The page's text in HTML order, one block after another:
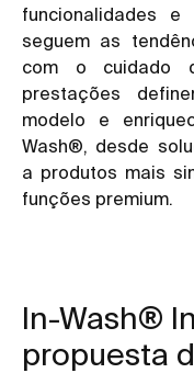
funcionalidades
seguem as
com o cuidado
prestações
modelo e
Wash®, desde
a produtos mais
funções premium.
In-Wash®
propuesta